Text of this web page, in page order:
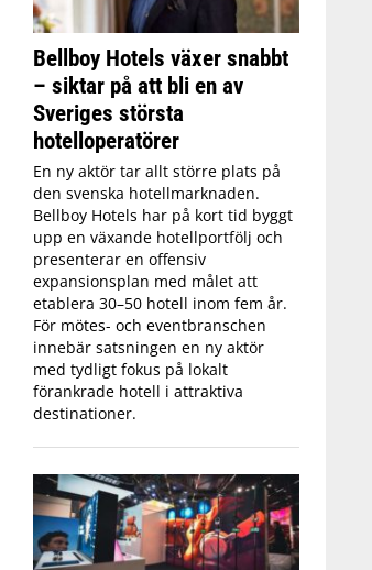
Bellboy Hotels växer snabbt
– siktar på att bli en av
Sveriges största
hotelloperatörer
En ny aktör tar allt större plats på
den svenska hotellmarknaden.
Bellboy Hotels har på kort tid byggt
upp en växande hotellportfölj och
presenterar en offensiv
expansionsplan med målet att
etablera 30–50 hotell inom fem år.
För mötes- och eventbranschen
innebär satsningen en ny aktör
med tydligt fokus på lokalt
förankrade hotell i attraktiva
destinationer.